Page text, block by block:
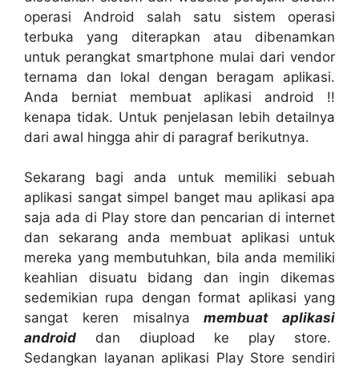
operasi Android salah satu sistem operasi
terbuka yang diterapkan atau dibenamkan
untuk perangkat smartphone mulai dari vendor
ternama dan lokal dengan beragam aplikasi.
Anda berniat membuat aplikasi android !!
kenapa tidak. Untuk penjelasan lebih detailnya
dari awal hingga ahir di paragraf berikutnya.
Sekarang bagi anda untuk memiliki sebuah
aplikasi sangat simpel banget mau aplikasi apa
saja ada di Play store dan pencarian di internet
dan sekarang anda membuat aplikasi untuk
mereka yang membutuhkan, bila anda memiliki
keahlian disuatu bidang dan ingin dikemas
sedemikian rupa dengan format aplikasi yang
sangat keren misalnyamembuat aplikasi
android dan diupload ke play store.
Sedangkan layanan aplikasi Play Store sendiri